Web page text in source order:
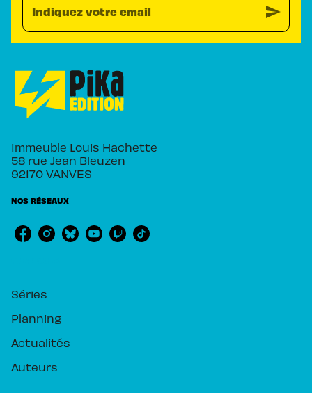
Indiquez votre email send
Immeuble Louis Hachette
58 rue Jean Bleuzen
92170 VANVES
NOS RÉSEAUX
Séries
Planning
Actualités
Auteurs